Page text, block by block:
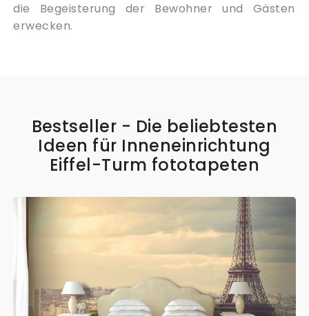
die Begeisterung der Bewohner und Gästen
erwecken.
Bestseller - Die beliebtesten
Ideen für Inneneinrichtung
Eiffel-Turm fototapeten